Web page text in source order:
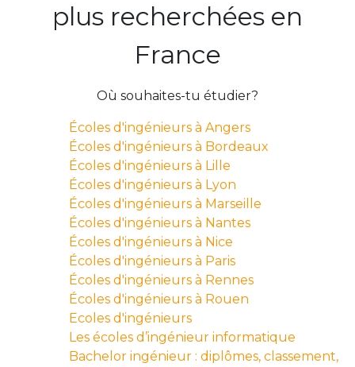
plus recherchées en
France
Où souhaites-tu étudier?
Écoles d'ingénieurs à Angers
Écoles d'ingénieurs à Bordeaux
Écoles d'ingénieurs à Lille
Écoles d'ingénieurs à Lyon
Écoles d'ingénieurs à Marseille
Écoles d'ingénieurs à Nantes
Écoles d'ingénieurs à Nice
Écoles d'ingénieurs à Paris
Écoles d'ingénieurs à Rennes
Écoles d'ingénieurs à Rouen
Ecoles d'ingénieurs
Les écoles d’ingénieur informatique
Bachelor ingénieur : diplômes, classement,